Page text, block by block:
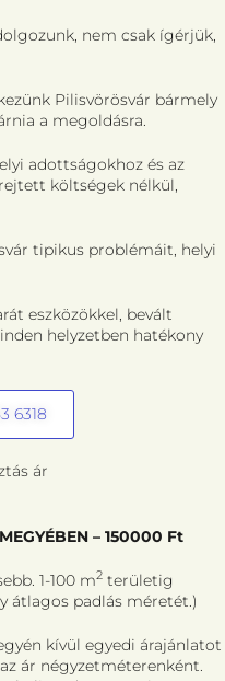
nem csak ígérjük,
Pilisvörösvár bármely
a megoldásra.
adottságokhoz és az
költségek nélkül,
tipikus problémáit, helyi
eszközökkel, bevált
helyzetben hatékony
6318
– 150000 Ft
1-100 m2 területig
átlagos padlás méretét.)
kívül egyedi árajánlatot
ár négyzetméterenként.